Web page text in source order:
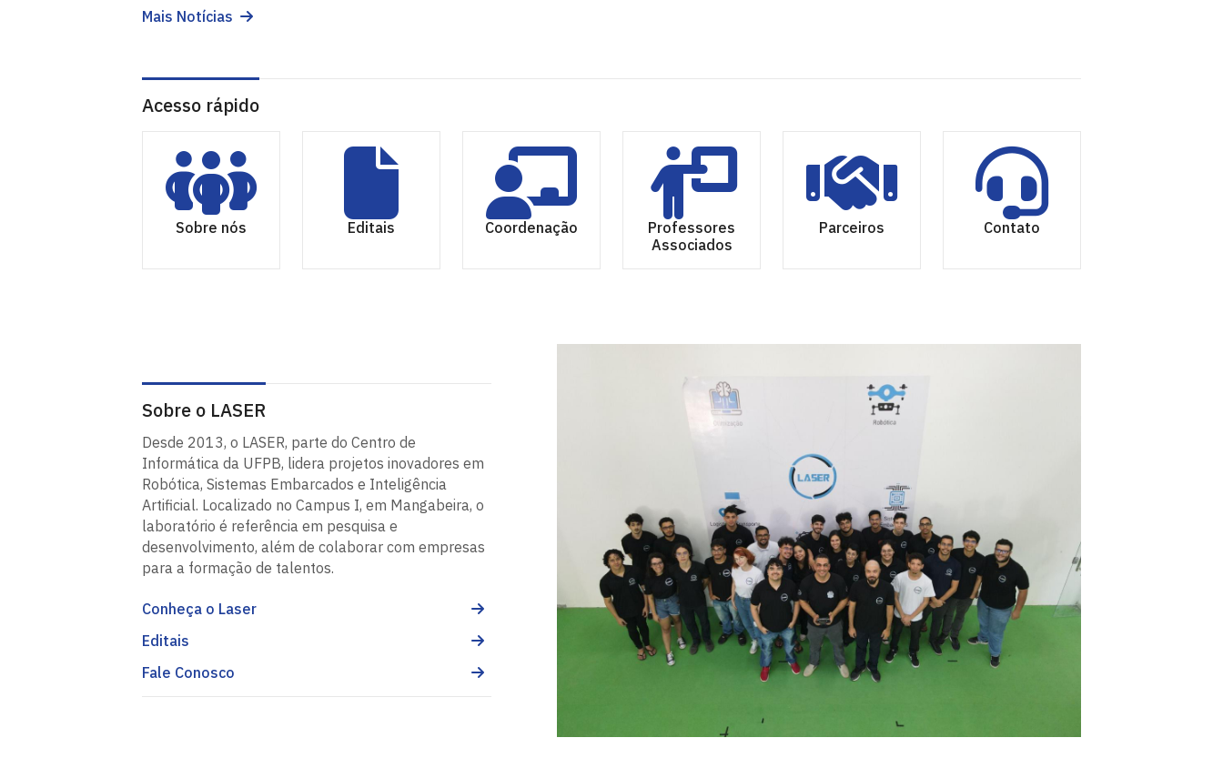
Mais Notícias
Acesso rápido
Sobre nós Editais Coordenação
Professores
Associados
Parceiros Contato
Sobre o LASER
Desde 2013, o LASER, parte do Centro de
Informática da UFPB, lidera projetos inovadores em
Robótica, Sistemas Embarcados e Inteligência
Artificial. Localizado no Campus I, em Mangabeira, o
laboratório é referência em pesquisa e
desenvolvimento, além de colaborar com empresas
para a formação de talentos.
Conheça o Laser
Editais
Fale Conosco